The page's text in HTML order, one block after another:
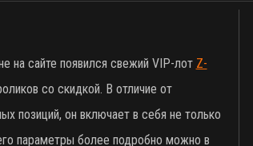
на сайте появился свежий VIP-лот Z-
со скидкой. В отличие от
позиций, он включает в себя не только
параметры более подробно можно в